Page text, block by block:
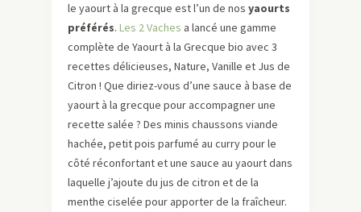
le yaourt à la grecque est l’un de nos yaourts
préférés. Les 2 Vaches a lancé une gamme
complète de Yaourt à la Grecque bio avec 3
recettes délicieuses, Nature, Vanille et Jus de
Citron ! Que diriez-vous d’une sauce à base de
yaourt à la grecque pour accompagner une
recette salée ? Des minis chaussons viande
hachée, petit pois parfumé au curry pour le
côté réconfortant et une sauce au yaourt dans
laquelle j’ajoute du jus de citron et de la
menthe ciselée pour apporter de la fraîcheur.